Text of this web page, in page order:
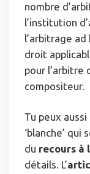
nombre
l’institution
l’arbitrage
droit
pour l’arbitre
compositeur.
Tu peux
‘blanche’
du recours à
détails. L’